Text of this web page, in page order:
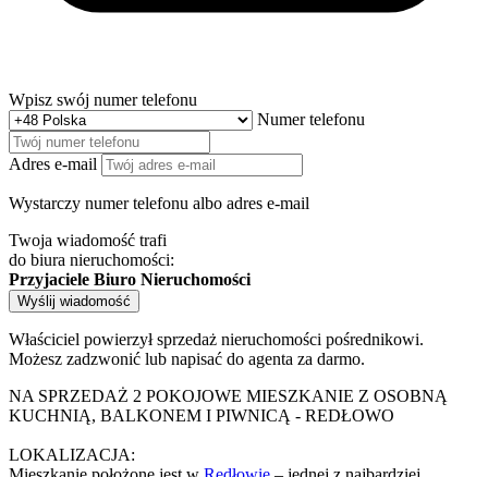
Wpisz swój numer telefonu
Numer telefonu
Adres e-mail
Wystarczy numer telefonu albo adres e-mail
Twoja wiadomość trafi
do biura nieruchomości:
Przyjaciele Biuro Nieruchomości
Wyślij wiadomość
Właściciel powierzył sprzedaż nieruchomości pośrednikowi.
Możesz zadzwonić lub napisać do agenta za darmo.
NA SPRZEDAŻ 2 POKOJOWE MIESZKANIE Z OSOBNĄ
KUCHNIĄ, BALKONEM I PIWNICĄ - REDŁOWO
LOKALIZACJA: